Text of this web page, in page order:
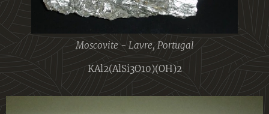
Moscovite - Lavre, Portugal
KAl2(AlSi3O10)(OH)2